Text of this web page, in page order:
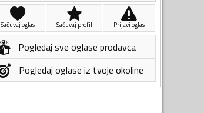
Sačuvaj oglas Sačuvaj profil Prijavi oglas
Pogledaj sve oglase prodavca
Pogledaj oglase iz tvoje okoline